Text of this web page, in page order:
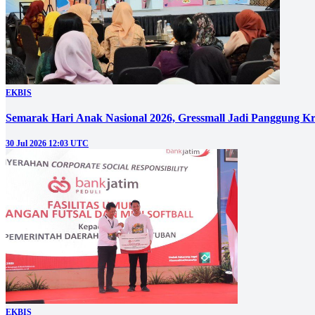
EKBIS
Semarak Hari Anak Nasional 2026, Gressmall Jadi Panggung
30 Jul 2026 12:03 UTC
EKBIS